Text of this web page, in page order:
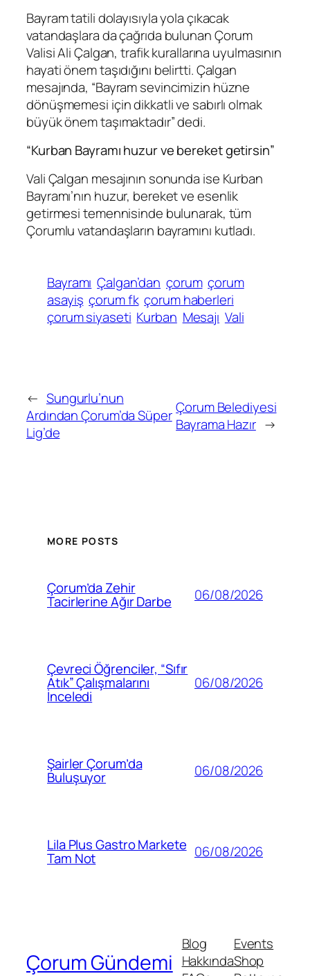
Bayram tatili dolayısıyla yola çıkacak
vatandaşlara da çağrıda bulunan Çorum
Valisi Ali Çalgan, trafik kurallarına uyulmasının
hayati önem taşıdığını belirtti. Çalgan
mesajında, “Bayram sevincimizin hüzne
dönüşmemesi için dikkatli ve sabırlı olmak
büyük önem taşımaktadır” dedi.
“Kurban Bayramı huzur ve bereket getirsin”
Vali Çalgan mesajının sonunda ise Kurban
Bayramı’nın huzur, bereket ve esenlik
getirmesi temennisinde bulunarak, tüm
Çorumlu vatandaşların bayramını kutladı.
Bayramı Çalgan’dan çorum çorum
asayiş çorum fk çorum haberleri
çorum siyaseti Kurban Mesajı Vali
← Sungurlu’nun
Ardından Çorum’da Süper
Lig’de
Çorum Belediyesi
Bayrama Hazır →
MORE POSTS
Çorum’da Zehir
Tacirlerine Ağır Darbe 06/08/2026
Çevreci Öğrenciler, “Sıfır
Atık” Çalışmalarını
İnceledi
06/08/2026
Şairler Çorum’da
Buluşuyor 06/08/2026
Lila Plus Gastro Markete
Tam Not 06/08/2026
Çorum Gündemi
Blog
Hakkında
Events
Shop